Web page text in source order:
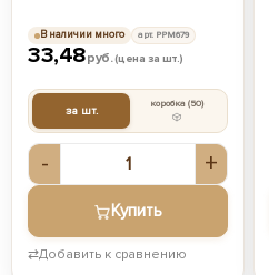
33,48руб.(цена за шт.)
- +
за шт. коробка(50)
Купить
В наличии много арт. РРМ679
⇄Добавить к сравнению